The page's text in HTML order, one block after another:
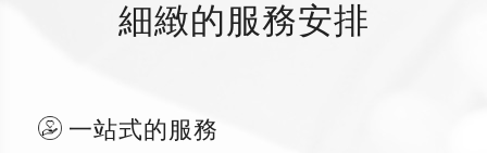
細緻的服務安排
一站式的服務